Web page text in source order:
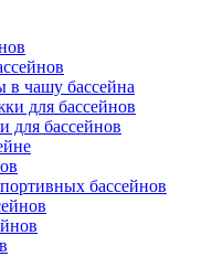
в чашу бассейна
для бассейнов
для бассейнов
бассейнов